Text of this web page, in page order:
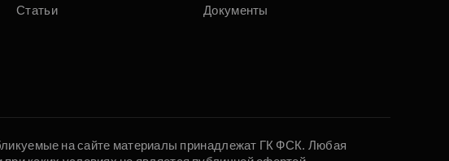
Статьи
Документы
на сайте материалы принадлежат ГК ФСК. Любая